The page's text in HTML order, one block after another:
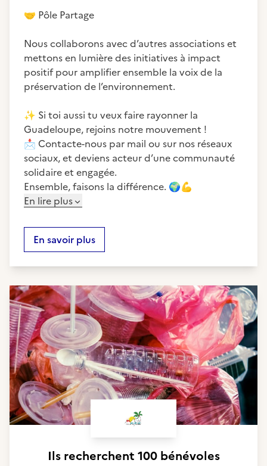
🤝 Pôle Partage
Nous collaborons avec d’autres associations et
mettons en lumière des initiatives à impact
positif pour amplifier ensemble la voix de la
préservation de l’environnement.
✨ Si toi aussi tu veux faire rayonner la
📩 Contacte-nous par mail ou sur nos réseaux
sociaux, et deviens acteur d’une communauté
solidaire et engagée.
Ensemble, faisons la différence. 🌍💪
En lire plus
En savoir plus
Ils recherchent 100 bénévoles